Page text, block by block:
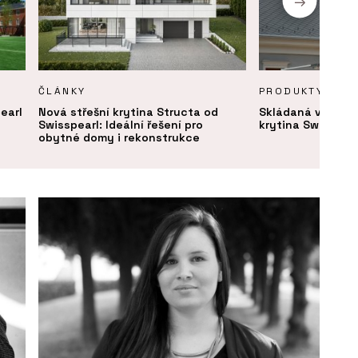
ČLÁNKY
Nová střešní krytina Structa od
Swisspearl: Ideální řešení pro
obytné domy i rekonstrukce
PRODUKTY
Skládaná
krytina Swisspearl